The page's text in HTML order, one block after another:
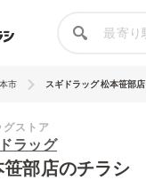
市 スギドラッグ 松本笹部店
グストア
ラッグ
笹部店のチラシ